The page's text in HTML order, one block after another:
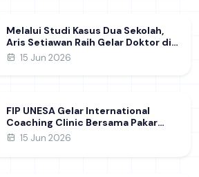
Melalui Studi Kasus Dua Sekolah,
Aris Setiawan Raih Gelar Doktor di
FIP UNESA Usai Kupas Manajemen
15 Jun 2026
FIP UNESA Gelar International
Coaching Clinic Bersama Pakar
Khon Kaen University Thailand,
Ilmiah Internasional dukung SDG 4
15 Jun 2026